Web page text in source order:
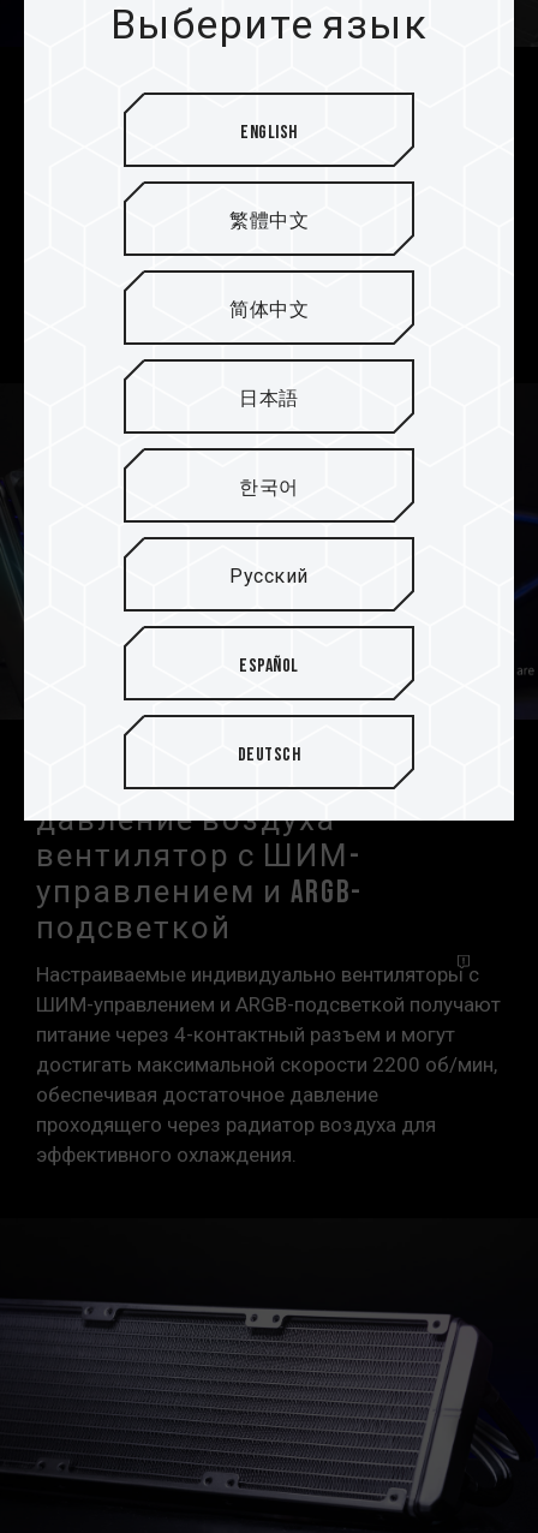
Исключительное
охлаждение благодаря
насосному решению Asetek
В кулер T-FORCE SIREN GA360M AIO CPU
используется насосная архитектура Asetek для
обеспечения чрезвычайно эффективного и
стабильного рассеивания тепла.
Создающий высокое
давление воздуха
вентилятор с ШИМ-
управлением и ARGB-
подсветкой
Настраиваемые индивидуально вентиляторыс
ШИМ-управлением и ARGB-подсветкой получают
питание через 4-контактный разъем и могут
достигать максимальной скорости 2200 об/мин,
обеспечивая достаточное давление
проходящего через радиатор воздуха для
эффективного охлаждения.
Выберите язык
English
繁體中文
简体中文
日本語
한국어
Русский
Español
Deutsch